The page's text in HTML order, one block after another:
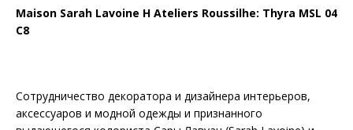
Maison Sarah Lavoine H Ateliers Roussilhe: Thyra MSL 04
C8
Сотрудничество декоратора и дизайнера интерьеров,
аксессуаров и модной одежды и признанного